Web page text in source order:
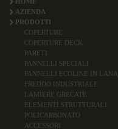
AZIENDA
PRODOTTI
COPERTURE
COPERTURE DECK
PARETI
PANNELLI SPECIALI
PANNELLI ECOLINE IN LANA
FREDDO INDUSTRIALE
LAMIERE GRECATE
ELEMENTI STRUTTURALI
POLICARBONATO
ACCESSORI